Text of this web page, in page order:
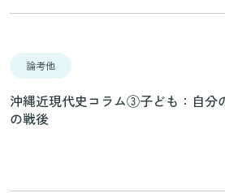
論考他
沖縄近現代史コラム③子ども：自分
の戦後